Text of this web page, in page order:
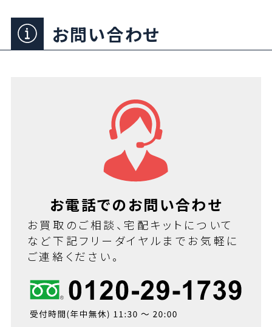
お問い合わせ
お電話でのお問い合わせ
お買取のご相談、宅配キットについて
など下記フリーダイヤルまでお気軽に
ご連絡ください。